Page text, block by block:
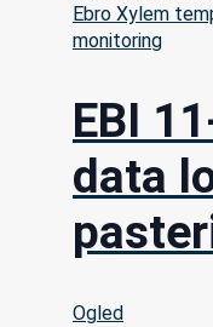
Ebro Xylem
monitoring
EBI
data
Ogled